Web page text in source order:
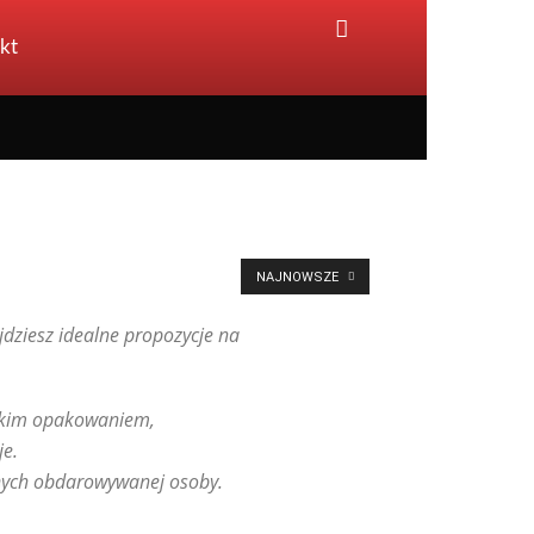
idealne propozycje na
opakowaniem,
obdarowywanej osoby.
NAJNOWSZE